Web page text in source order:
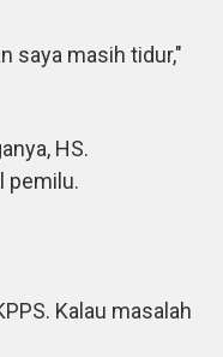
saya masih tidur,"
HS.
pemilu.
Kalau masalah